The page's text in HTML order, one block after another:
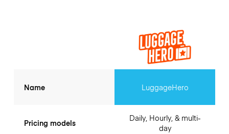
Name
Pricing models
LuggageHero
Daily, Hourly, & multi-
day